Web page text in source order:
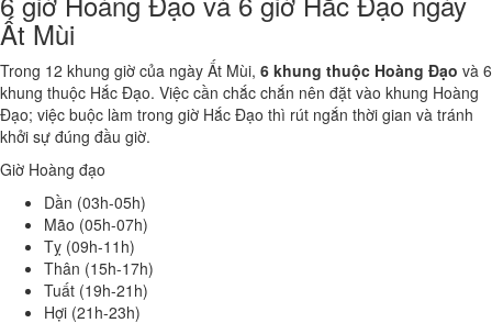
Ất Mùi
Trong 12 khung giờ của ngày Ất Mùi, 6 khung thuộc Hoàng Đạo và 6
khung thuộc Hắc Đạo. Việc cần chắc chắn nên đặt vào khung Hoàng
Đạo; việc buộc làm trong giờ Hắc Đạo thì rút ngắn thời gian và tránh
khởi sự đúng đầu giờ.
Giờ Hoàng đạo
Dần (03h-05h)
Mão (05h-07h)
Tỵ (09h-11h)
Thân (15h-17h)
Tuất (19h-21h)
Hợi (21h-23h)